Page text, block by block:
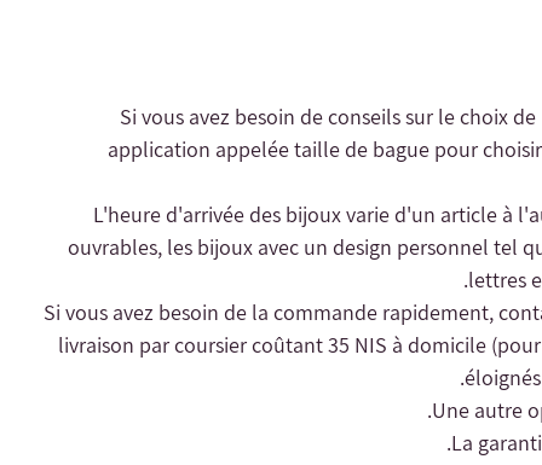
- Si vous avez besoin de conseils sur le choix
application appelée taille de bague pour
- L'heure d'arrivée des bijoux varie d'un article à
ouvrables, les bijoux avec un design personnel tel
lettres
livraison par coursier coûtant 35 NIS à domicile
Une autre